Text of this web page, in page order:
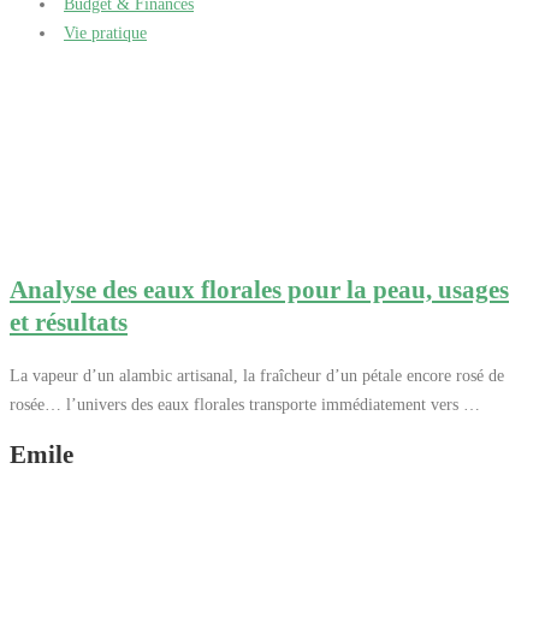
Budget & Finances
Vie pratique
Analyse des eaux florales pour la peau, usages
et résultats
La vapeur d’un alambic artisanal, la fraîcheur d’un pétale encore rosé de
rosée… l’univers des eaux florales transporte immédiatement vers …
Emile